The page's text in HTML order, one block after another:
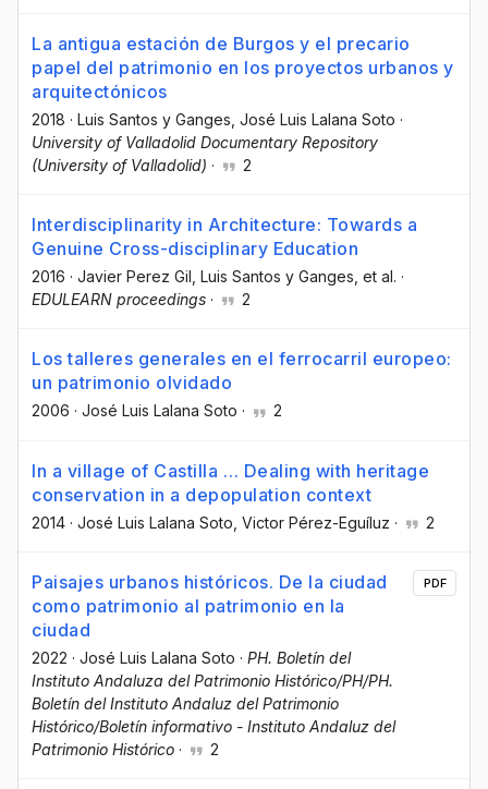
La antigua estación de Burgos y el precario
papel del patrimonio en los proyectos urbanos y
arquitectónicos
2018 · Luis Santos y Ganges , José Luis Lalana Soto ·
University of Valladolid Documentary Repository
(University of Valladolid) · 2
Interdisciplinarity in Architecture: Towards a
Genuine Cross-disciplinary Education
2016 · Javier Perez Gil , Luis Santos y Ganges , et al. ·
EDULEARN proceedings · 2
Los talleres generales en el ferrocarril europeo:
un patrimonio olvidado
2006 · José Luis Lalana Soto · 2
In a village of Castilla … Dealing with heritage
conservation in a depopulation context
2014 · José Luis Lalana Soto , Victor Pérez-Eguíluz · 2
Paisajes urbanos históricos. De la ciudad
como patrimonio al patrimonio en la
ciudad
2022 · José Luis Lalana Soto · PH. Boletín del
Instituto Andaluza del Patrimonio Histórico/PH/PH.
Boletín del Instituto Andaluz del Patrimonio
Histórico/Boletín informativo - Instituto Andaluz del
Patrimonio Histórico · 2
PDF